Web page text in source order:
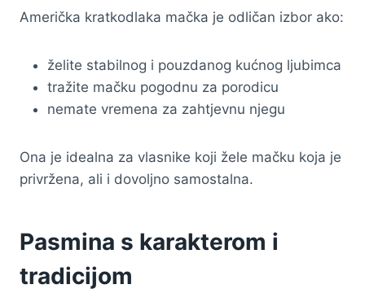
Američka kratkodlaka mačka je odličan izbor ako:
želite stabilnog i pouzdanog kućnog ljubimca
tražite mačku pogodnu za porodicu
nemate vremena za zahtjevnu njegu
Ona je idealna za vlasnike koji žele mačku koja je
privržena, ali i dovoljno samostalna.
Pasmina s karakterom i
tradicijom